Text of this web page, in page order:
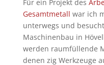
Für ein Projekt des
Gesamtmetall war ich
unterwegs und
Maschinenbau in
werden raumfüllende
denen zig Werkzeuge